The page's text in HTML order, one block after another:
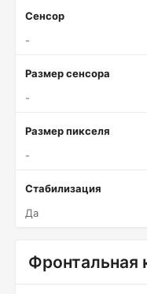
Сенсор
-
Размер сенсора
-
Размер пикселя
-
Стабилизация
Да
Фронтальная